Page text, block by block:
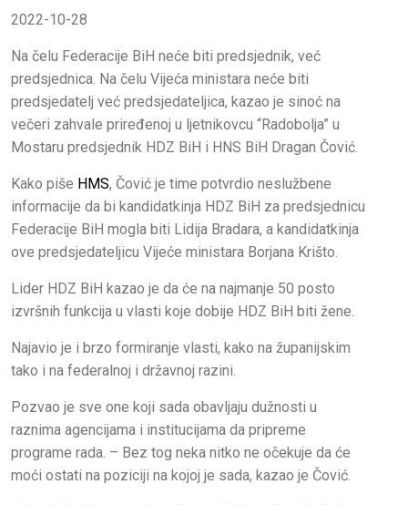
2022-10-28
Na čelu Federacije BiH neće biti predsjednik, već
predsjednica. Na čelu Vijeća ministara neće biti
predsjedatelj već predsjedateljica, kazao je sinoć na
večeri zahvale priređenoj u ljetnikovcu “Radobolja” u
Mostaru predsjednik HDZ BiH i HNS BiH Dragan Čović.
Kako piše HMS, Čović je time potvrdio neslužbene
informacije da bi kandidatkinja HDZ BiH za predsjednicu
Federacije BiH mogla biti Lidija Bradara, a kandidatkinja
ove predsjedateljicu Vijeće ministara Borjana Krišto.
Lider HDZ BiH kazao je da će na najmanje 50 posto
izvršnih funkcija u vlasti koje dobije HDZ BiH biti žene.
Najavio je i brzo formiranje vlasti, kako na županijskim
tako i na federalnoj i državnoj razini.
Pozvao je sve one koji sada obavljaju dužnosti u
raznima agencijama i institucijama da pripreme
programe rada. – Bez tog neka nitko ne očekuje da će
moći ostati na poziciji na kojoj je sada, kazao je Čović.